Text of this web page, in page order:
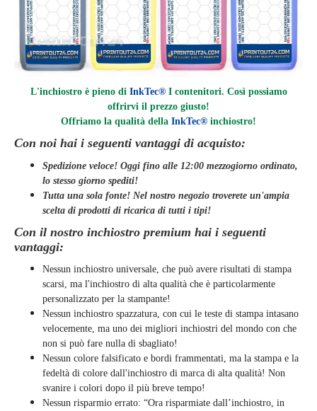
L'inchiostro è pieno di InkTec® I contenitori. Così possiamo
offrirvi il prezzo giusto!
Offriamo la qualità della InkTec® inchiostro!
Con noi hai i seguenti vantaggi di acquisto:
Spedizione veloce! Oggi fino alle 12:00 mezzogiorno ordinato,
lo stesso giorno spediti!
Tutta una sola fonte! Nel nostro negozio troverete un'ampia
scelta di prodotti di ricarica di tutti i tipi!
Con il nostro inchiostro premium hai i seguenti
vantaggi:
Nessun inchiostro universale, che può avere risultati di stampa
scarsi, ma l'inchiostro di alta qualità che è particolarmente
personalizzato per la stampante!
Nessun inchiostro spazzatura, con cui le teste di stampa intasano
velocemente, ma uno dei migliori inchiostri del mondo con che
non si può fare nulla di sbagliato!
Nessun colore falsificato e bordi frammentati, ma la stampa e la
fedeltà di colore dall'inchiostro di marca di alta qualità! Non
svanire i colori dopo il più breve tempo!
Nessun risparmio errato: “Ora risparmiate dall’inchiostro, in